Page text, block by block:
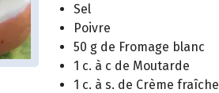
Sel
Poivre
50 g de Fromage blanc
1 c. à c de Moutarde
1 c. à s. de Crème fraîche